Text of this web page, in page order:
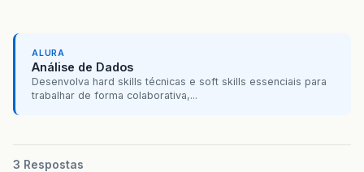
ALURA
Análise de Dados
Desenvolva hard skills técnicas e soft skills essenciais para
trabalhar de forma colaborativa,...
3 Respostas